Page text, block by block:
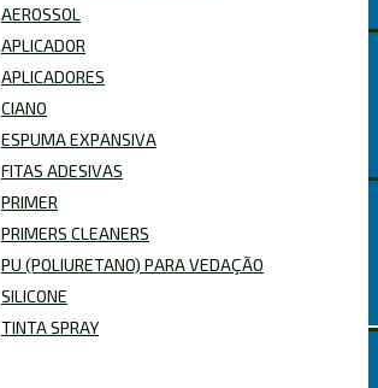
ESPUMAS EXPANSIVAS
AEROSSOL
APLICADOR
APLICADORES
CIANO
ESPUMA EXPANSIVA
FITAS ADESIVAS
PRIMER
PRIMERS CLEANERS
PU (POLIURETANO) PARA VEDAÇÃO
SILICONE
TINTA SPRAY